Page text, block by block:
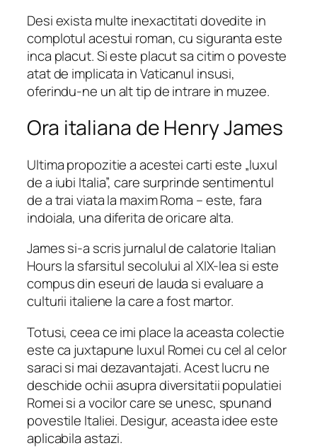
Desi exista multe inexactitati dovedite in
complotul acestui roman, cu siguranta este
inca placut. Si este placut sa citim o poveste
atat de implicata in Vaticanul insusi,
oferindu-ne un alt tip de intrare in muzee.
Ora italiana de Henry James
Ultima propozitie a acestei carti este „luxul
de a iubi Italia”, care surprinde sentimentul
de a trai viata la maxim Roma – este, fara
indoiala, una diferita de oricare alta.
James si-a scris jurnalul de calatorie Italian
Hoursla sfarsitul secolului al XIX-lea si este
compus din eseuri de lauda si evaluare a
culturii italiene la care a fost martor.
Totusi, ceea ce imi place la aceasta colectie
este ca juxtapune luxul Romei cu cel al celor
saraci si mai dezavantajati. Acest lucru ne
deschide ochii asupra diversitatii populatiei
Romei si a vocilor care se unesc, spunand
povestile Italiei. Desigur, aceasta idee este
aplicabila astazi.